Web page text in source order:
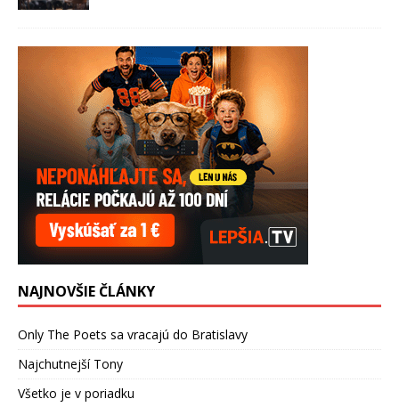
NAJNOVŠIE ČLÁNKY
Only The Poets sa vracajú do Bratislavy
Najchutnejší Tony
Všetko je v poriadku